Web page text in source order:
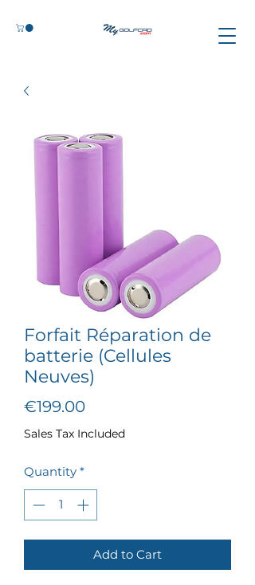
Forfait Réparation de
batterie (Cellules
Neuves)
€199.00Price
Sales Tax Included
Quantity *
Add to Cart